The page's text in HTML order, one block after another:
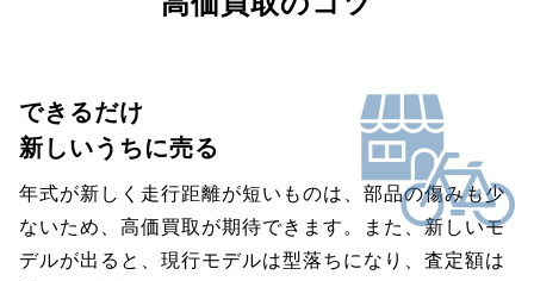
できるだけ
新しいうちに売る
年式が新しく走行距離が短いものは、部品の傷みも少
ないため、高価買取が期待できます。また、新しいモ
デルが出ると、現行モデルは型落ちになり、査定額は